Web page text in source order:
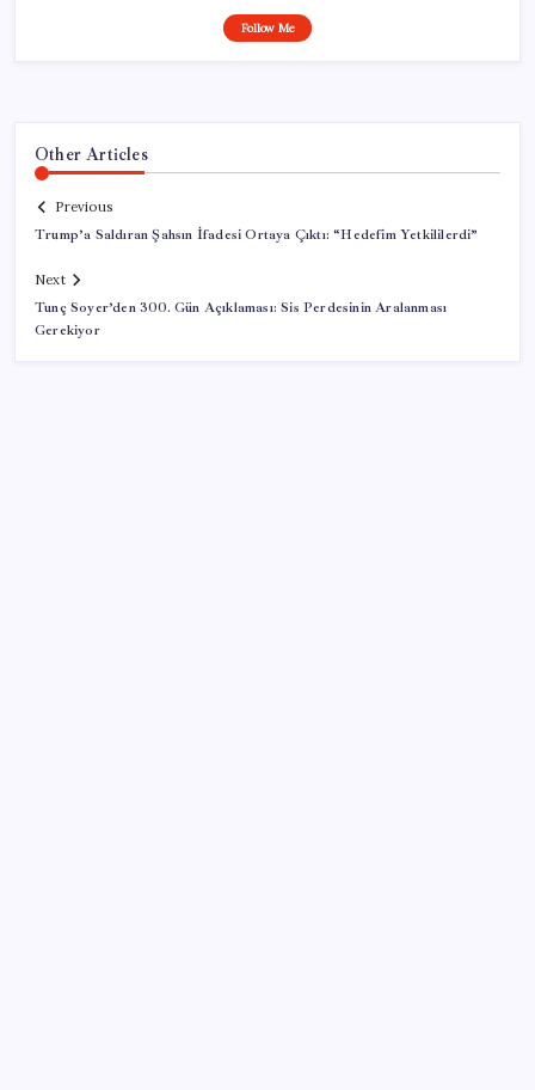
Follow Me
Other Articles
Previous
Trump’a Saldıran Şahsın İfadesi Ortaya Çıktı: “Hedefim Yetkililerdi”
Next
Tunç Soyer’den 300. Gün Açıklaması: Sis Perdesinin Aralanması
Gerekiyor